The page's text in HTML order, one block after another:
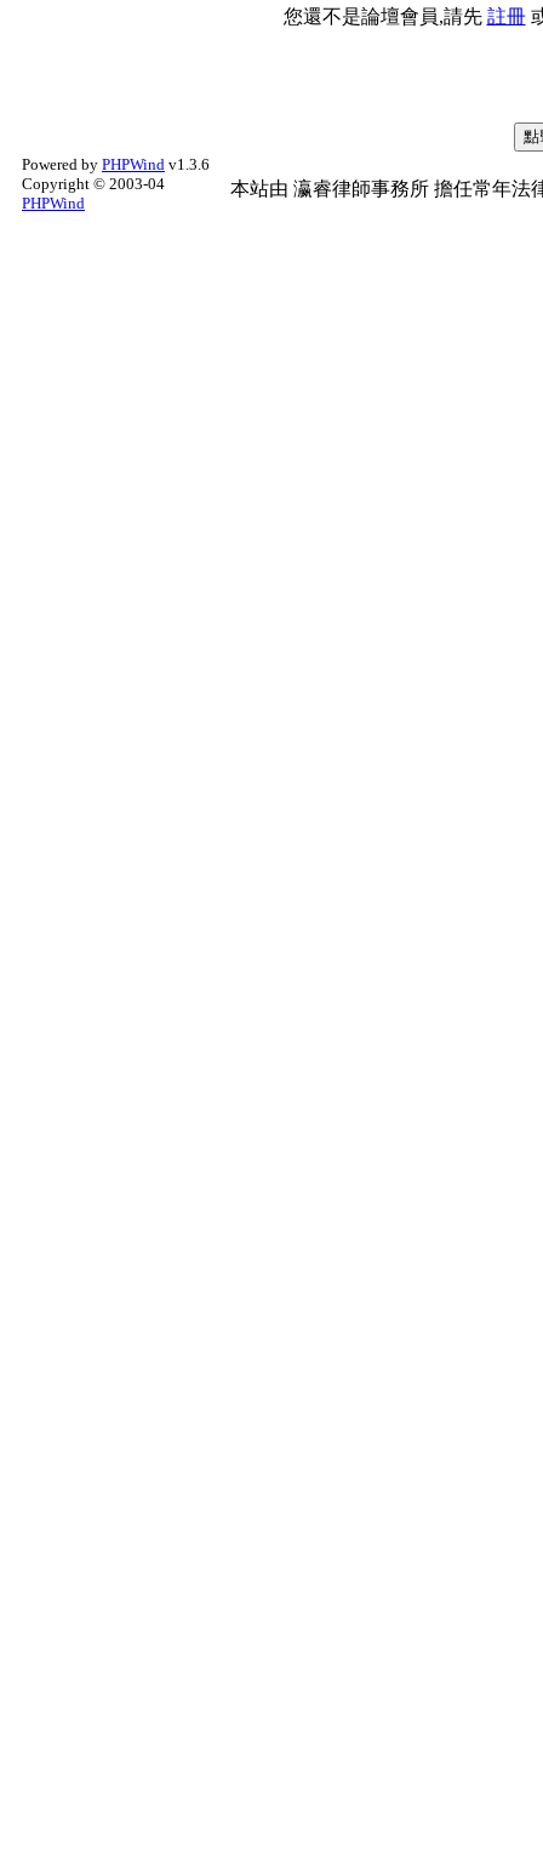
您還不是論壇會員,請先 註冊
Powered by PHPWind v1.3.6
Copyright © 2003-04
PHPWind
本站由 瀛睿律師事務所 擔任常年法